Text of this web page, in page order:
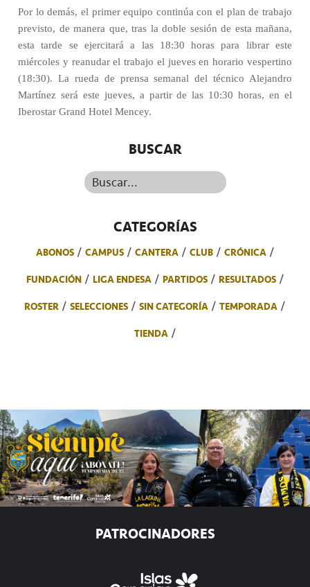
Por lo demás, el primer equipo continúa con el plan de trabajo
previsto, de manera que, tras la doble sesión de esta mañana,
esta tarde se ejercitará a las 18:30 horas para librar este
miércoles y reanudar el trabajo el jueves en horario vespertino
(18:30). La rueda de prensa semanal del técnico Alejandro
Martínez será este jueves, a partir de las 10:30 horas, en el
Iberostar Grand Hotel Mencey.
BUSCAR
Buscar...
CATEGORÍAS
ABONOS CAMPUS CANTERA CLUB
CRÓNICA
FUNDACIÓN
LIGA ENDESA PARTIDOS
RESULTADOS
ROSTER
SELECCIONES SIN CATEGORÍA
TEMPORADA
TIENDA
PATROCINADORES